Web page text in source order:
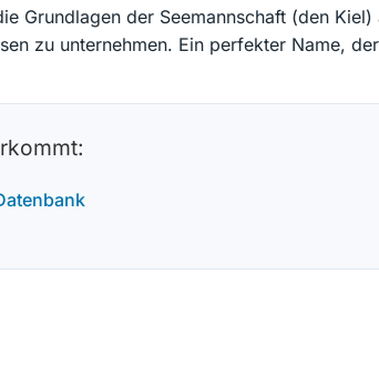
Grundlagen der Seemannschaft (den
zu unternehmen. Ein perfekter Name,